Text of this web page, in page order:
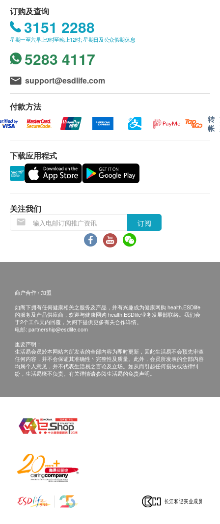
医生解释报告
检查前准备：
检查前三天准备：建议如病人有服用阿士匹灵、薄血
丸类别的药物请事先通知医生。在某些情况下医生可
及饮品，例如菜、生果、麦皮、菇类及谷类食物等。
病人可以食用淀粉质、蛋白质及脂肪类食物。
检查前一天准备：全日只进食流质食物，例如鱼肉
检查当天：早上服用医生处方的大肠清泻剂，请按指
示用泻剂(不建议病人自行购买服用)。饮用泻剂前，
病人可先准备2公升的电解质水、清洁皮肤用的湿纸
检查前六小时：禁止进食，但病人还可以补充适量水
除了个别计划由医生讲解报告，一般情况下，将由
注册护士在电话上讲解，及安排领取报告事宜。
所有自选项目一经电话确认预约后，项目不得作出
更改。
附加项目检验者必须跟计划检验者为同一人。
留最后决定权。
所有身体检查并非作为医务诊断或治疗用途。谨此
提醒阁下，尽管检查结果表面上属正常，还是有可
能有某些隐藏的疾病在稍后时间才会显现。
故当阁下身体出现任何疾病征兆时，应立即咨询有
此计划必须经医护人员评估是否适合进行。若经评
估后，客户并不适合进行检查，将需支付评估费用
订购疫苗检查计划之服务条款及细则，敬请留意以下
接种须知：
对疫苗成份过敏之人士都不宜接受注射。
注射当天如有发烧或正服用抗生素，建议延迟注
射。
疗(如化疗、类固醇等)，应先咨询医生意见及指导
如正服用药物，但不清楚能否接受该疫苗注射，建
议先咨询医生意见或于注射日携同有关药物给医护
人员检查，方决定是否适合注射。
若经医护人员评估后，阁下并不适合进行疫苗注
射，将需支付医生诊症费用HK$350，差额将会退
回。
所有健康检查/服务并非作为医务诊断或治疗用
途。当阁下身体健康出现任何疾病征兆时，应立即
本服务/产品由商户提供。生活易【健康网购
health.ESDlife】并没有经营或提供本服务/产品。
有关此服务/产品的错漏或延误，或因使用此服务/
产品而引致的损失、损害、受伤或法律诉讼，健康
网购health.ESDlife概不负责。一切有关的索偿或
疫苗服务：
星期一至六：9:00a.m – 2:00p.m; 3:00p.m - 6:00p.m
星期日及公众假期：休息
订购及查询
3151 2288
星期一至六早上9时至晚上12时; 星期日及公众假期休息
5283 4117
support@esdlife.com
付款方法
转
帐
下载应用程式
关注我们
订阅
商户合作 / 加盟
如阁下拥有任何健康相关之服务及产品，并有兴趣成为健康网购 health.ESDlife
的服务及产品供应商，欢迎与健康网购 health.ESDlife业务发展部联络。我们会
于2个工作天内回覆，为阁下提供更多有关合作详情。
电邮: partnership@esdlife.com
重要声明：
生活易会员於本网站内所发表的全部内容为即时更新，因此生活易不会预先审查
任何内容，并不会保证其准确性丶完整性及质量。此外，会员所发表的全部内容
均属个人意见，并不代表生活易之言论及立场。如从而引起任何损失或法律纠
纷，生活易概不负责。有关详情请参阅生活易的免责声明。